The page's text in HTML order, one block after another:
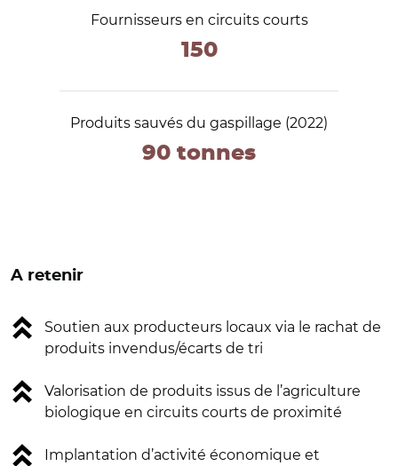
Fournisseurs en circuits courts
150
Produits sauvés du gaspillage (2022)
90 tonnes
A retenir
Soutien aux producteurs locaux via le rachat de
produits invendus/écarts de tri
Valorisation de produits issus de l’agriculture
biologique en circuits courts de proximité
Implantation d’activité économique et